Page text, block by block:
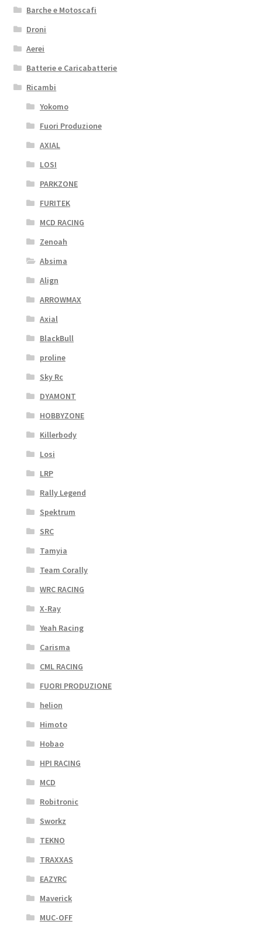
Barche e Motoscafi
Droni
Aerei
Batterie e Caricabatterie
Ricambi
Yokomo
Fuori Produzione
AXIAL
LOSI
PARKZONE
FURITEK
MCD RACING
Zenoah
Absima
Align
ARROWMAX
Axial
BlackBull
proline
Sky Rc
DYAMONT
HOBBYZONE
Killerbody
Losi
LRP
Rally Legend
Spektrum
SRC
Tamyia
Team Corally
WRC RACING
X-Ray
Yeah Racing
Carisma
CML RACING
FUORI PRODUZIONE
helion
Himoto
Hobao
HPI RACING
MCD
Robitronic
Sworkz
TEKNO
TRAXXAS
EAZYRC
Maverick
MUC-OFF